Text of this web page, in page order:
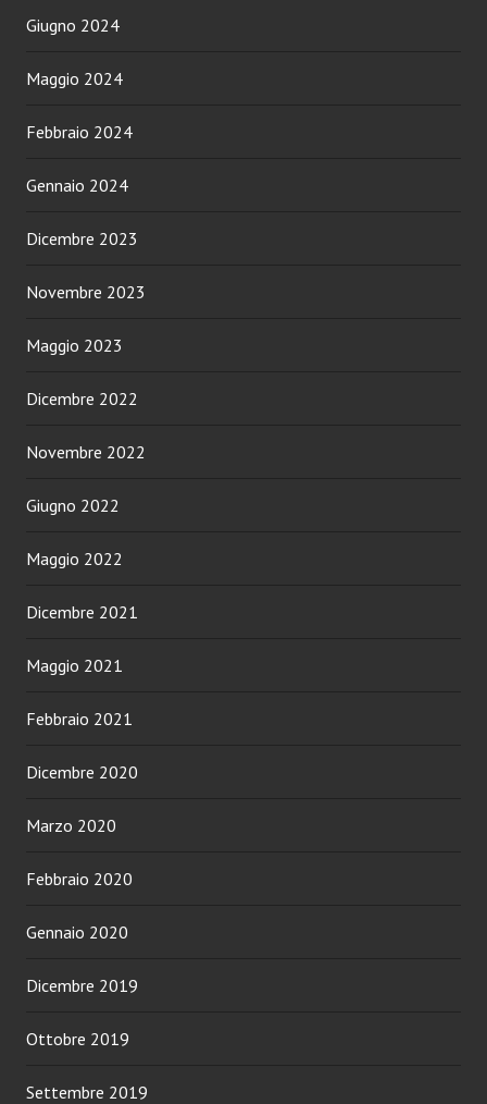
Giugno 2024
Maggio 2024
Febbraio 2024
Gennaio 2024
Dicembre 2023
Novembre 2023
Maggio 2023
Dicembre 2022
Novembre 2022
Giugno 2022
Maggio 2022
Dicembre 2021
Maggio 2021
Febbraio 2021
Dicembre 2020
Marzo 2020
Febbraio 2020
Gennaio 2020
Dicembre 2019
Ottobre 2019
Settembre 2019